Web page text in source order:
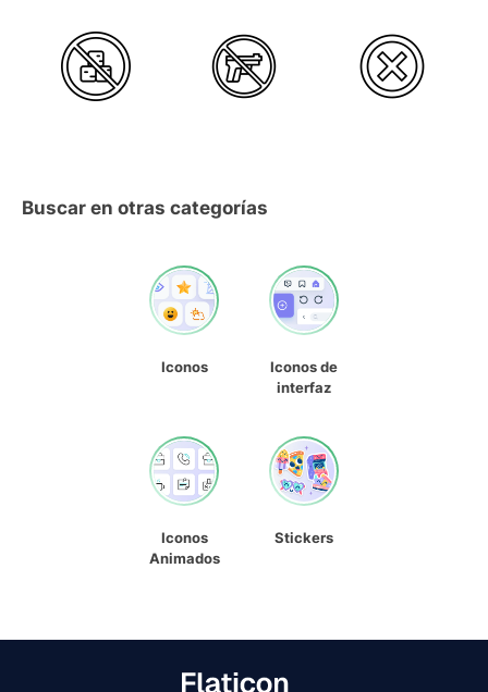
Buscar en otras categorías
Iconos
Iconos de
interfaz
Iconos
Animados
Stickers